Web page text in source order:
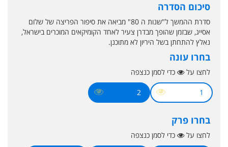
סיכום הסדרה
סדרת ההמשך ל"שנות ה 80" מביאה את סיפור הפריצה של שלום
אסייג, שבזמן שהופך מבדרן צעיר לאחד הקומיקאים המוכרים בישראל,
נאלץ להתחתן בשל היריון לא מתוכנן.
בחרו עונה
לחצו על כדי לסמן כנצפה
1
2
בחרו פרק
לחצו על כדי לסמן כנצפה